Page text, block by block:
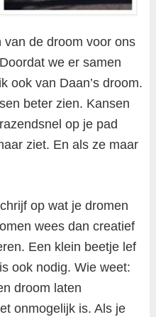
de droom voor ons
we er samen
ook van Daan’s droom.
beter zien. Kansen
op je pad
ziet. En als ze maar
op wat je dromen
wees dan creatief
Een klein beetje lef
ook nodig. Wie weet:
droom laten
onmogelijk is. Als je